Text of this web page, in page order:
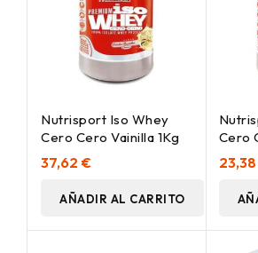
Nutrisport Iso Whey
Cero Cero Vainilla 1Kg
37,62 €
AÑADIR AL CARRITO
Cero